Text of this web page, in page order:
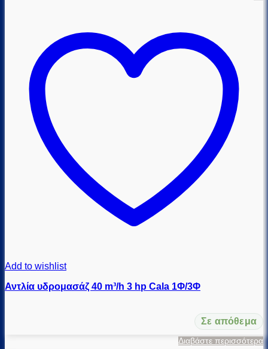
Add to wishlist
Αντλία υδρομασάζ 40 m³/h 3 hp Cala 1Φ/3Φ
Σε απόθεμα
Διαβάστε περισσότερα